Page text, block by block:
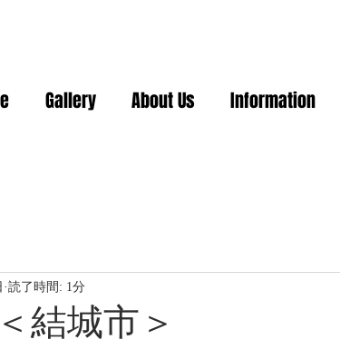
Gallery About Us Information
結城市＞
読了時間: 1分